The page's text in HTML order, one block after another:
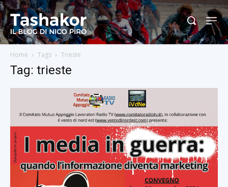
Home Tags Trieste
Tag: trieste